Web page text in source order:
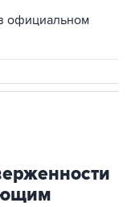
официальном